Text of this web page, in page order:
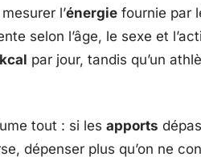
l’énergie fournie par
selon l’âge, le sexe et
kcal par jour, tandis qu’un
tout : si les apports
dépenser plus qu’on ne